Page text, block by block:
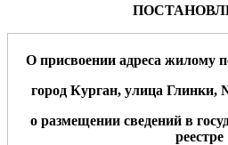
О присвоении адреса жилому
город Курган, улица Глинки,
о размещении сведений в
реестре